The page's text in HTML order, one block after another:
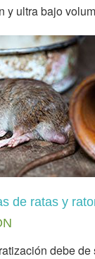
y ultra bajo
de ratas y
debe de